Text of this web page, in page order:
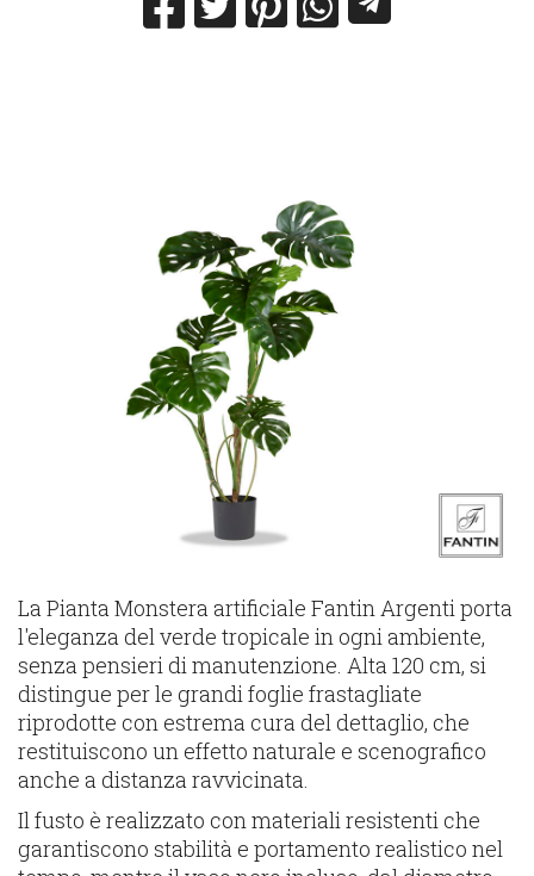
La Pianta Monstera artificiale Fantin Argenti porta
l'eleganza del verde tropicale in ogni ambiente,
senza pensieri di manutenzione. Alta 120 cm, si
distingue per le grandi foglie frastagliate
riprodotte con estrema cura del dettaglio, che
restituiscono un effetto naturale e scenografico
anche a distanza ravvicinata.
Il fusto è realizzato con materiali resistenti che
garantiscono stabilità e portamento realistico nel